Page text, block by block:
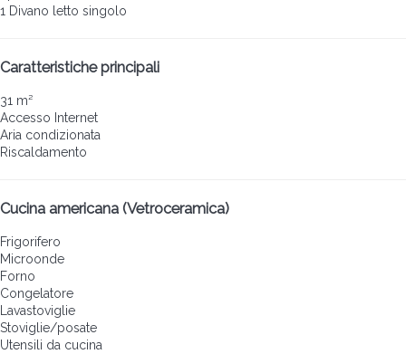
1 Divano letto singolo
Caratteristiche principali
31 m²
Accesso Internet
Aria condizionata
Riscaldamento
Cucina americana (Vetroceramica)
Frigorifero
Microonde
Forno
Congelatore
Lavastoviglie
Stoviglie/posate
Utensili da cucina